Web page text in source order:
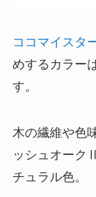
ココマイスタ
めするカラー
す。
木の繊維や色
ッシュオーク
チュラル色。